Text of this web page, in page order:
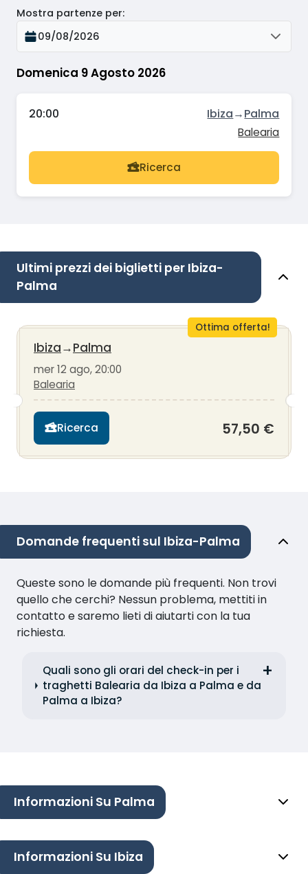
Domenica 9 Agosto 2026
Mostra partenze per:
09/08/2026
20:00 Ibiza→Palma
Balearia
Ricerca
Ultimi prezzi dei biglietti per Ibiza-
Palma
Ottima offerta!
Ibiza→Palma
mer 12 ago, 20:00
Balearia
Ricerca 57,50 €
Domande frequenti sul Ibiza-Palma
Queste sono le domande più frequenti. Non trovi
quello che cerchi? Nessun problema, mettiti in
contatto e saremo lieti di aiutarti con la tua
richiesta.
Quali sono gli orari del check-in per i
traghetti Balearia da Ibiza a Palma e da
Palma a Ibiza?
Informazioni Su Palma
Informazioni Su Ibiza